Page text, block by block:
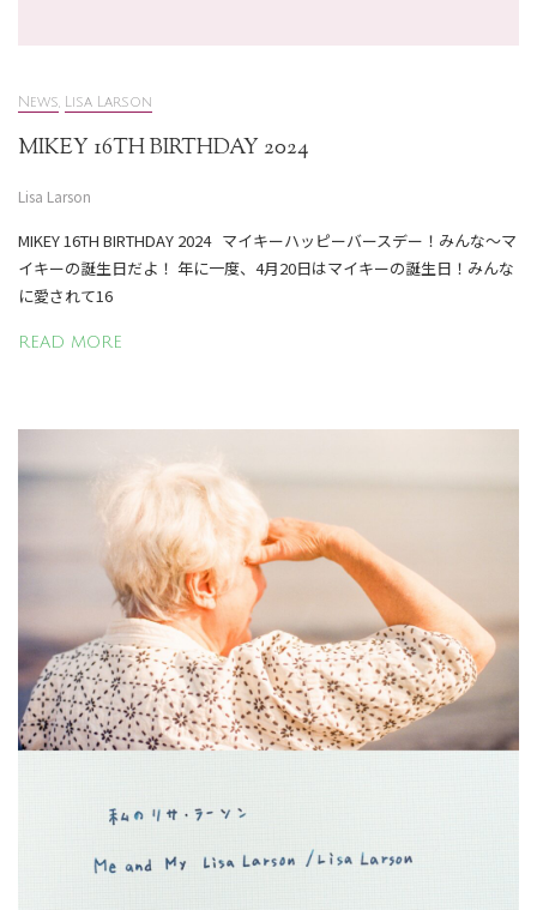
News, Lisa Larson
MIKEY 16TH BIRTHDAY 2024
Lisa Larson
MIKEY 16TH BIRTHDAY 2024 マイキーハッピーバースデー！みんな〜マ
イキーの誕生日だよ！ 年に一度、4月20日はマイキーの誕生日！みんな
に愛されて16
READ MORE